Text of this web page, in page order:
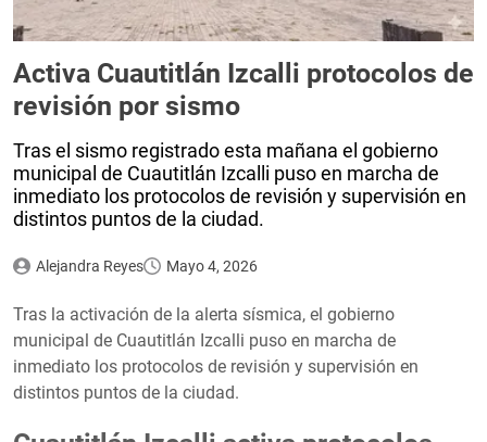
Activa Cuautitlán Izcalli protocolos de
revisión por sismo
Tras el sismo registrado esta mañana el gobierno
municipal de Cuautitlán Izcalli puso en marcha de
inmediato los protocolos de revisión y supervisión en
distintos puntos de la ciudad.
Alejandra Reyes Mayo 4, 2026
Tras la activación de la alerta sísmica, el gobierno
municipal de Cuautitlán Izcalli puso en marcha de
inmediato los protocolos de revisión y supervisión en
distintos puntos de la ciudad.